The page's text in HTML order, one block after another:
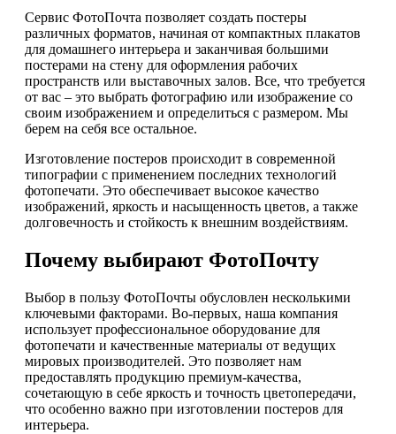
Сервис ФотоПочта позволяет создать постеры
различных форматов, начиная от компактных плакатов
для домашнего интерьера и заканчивая большими
постерами на стену для оформления рабочих
пространств или выставочных залов. Все, что требуется
от вас – это выбрать фотографию или изображение со
своим изображением и определиться с размером. Мы
берем на себя все остальное.
Изготовление постеров происходит в современной
типографии с применением последних технологий
фотопечати. Это обеспечивает высокое качество
изображений, яркость и насыщенность цветов, а также
долговечность и стойкость к внешним воздействиям.
Почему выбирают ФотоПочту
Выбор в пользу ФотоПочты обусловлен несколькими
ключевыми факторами. Во-первых, наша компания
использует профессиональное оборудование для
фотопечати и качественные материалы от ведущих
мировых производителей. Это позволяет нам
предоставлять продукцию премиум-качества,
сочетающую в себе яркость и точность цветопередачи,
что особенно важно при изготовлении постеров для
интерьера.